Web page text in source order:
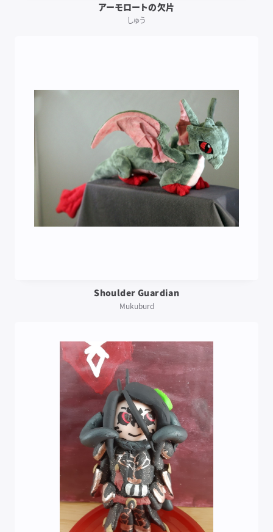
アーモロートの欠片
しゅう
Shoulder Guardian
Mukuburd